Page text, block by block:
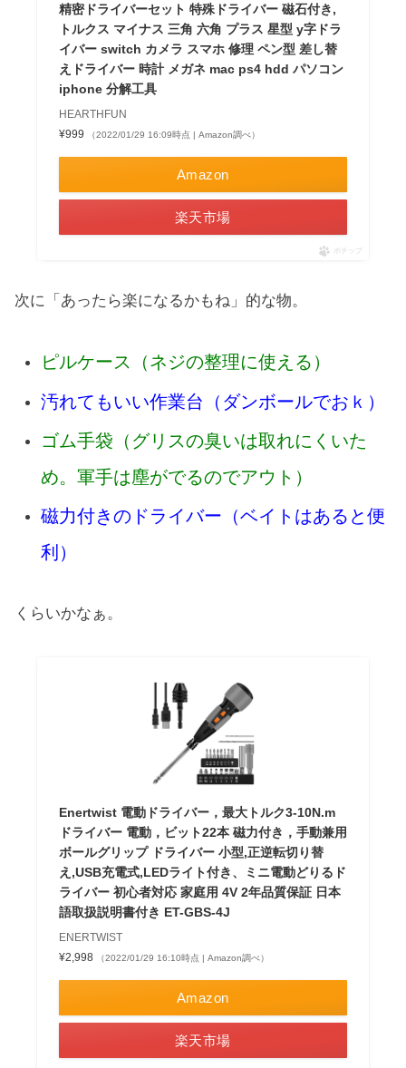
精密ドライバーセット 特殊ドライバー 磁石付き,
トルクス マイナス 三角 六角 プラス 星型 y字ドラ
イバー switch カメラ スマホ 修理 ペン型 差し替
えドライバー 時計 メガネ mac ps4 hdd パソコン
iphone 分解工具
HEARTHFUN
¥999
（2022/01/29 16:09時点 | Amazon調べ）
Amazon
楽天市場
ポチップ
次に「あったら楽になるかもね」的な物。
ピルケース（ネジの整理に使える）
汚れてもいい作業台（ダンボールでおｋ）
ゴム手袋（グリスの臭いは取れにくいた
め。軍手は塵がでるのでアウト）
磁力付きのドライバー（ベイトはあると便
利）
くらいかなぁ。
Enertwist 電動ドライバー，最大トルク3-10N.m
ドライバー 電動，ビット22本 磁力付き，手動兼用
ボールグリップ ドライバー 小型,正逆転切り替
え,USB充電式,LEDライト付き、ミニ電動どりるド
ライバー 初心者対応 家庭用 4V 2年品質保証 日本
語取扱説明書付き ET-GBS-4J
ENERTWIST
¥2,998
（2022/01/29 16:10時点 | Amazon調べ）
Amazon
楽天市場